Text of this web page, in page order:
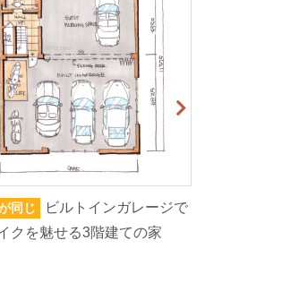
同じ
ビルトインガレージで
クを魅せる3階建ての家